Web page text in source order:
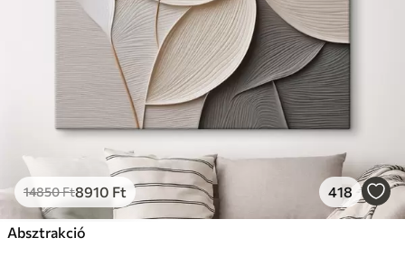
14850Ft8910 Ft 418
Absztrakció